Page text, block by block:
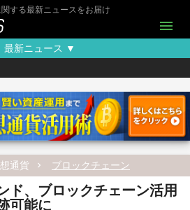
する最新ニュースをお届け
menu
最新ニュース ▼
通貨 ブロックチェーン
ド、ブロックチェーン活用
可能に